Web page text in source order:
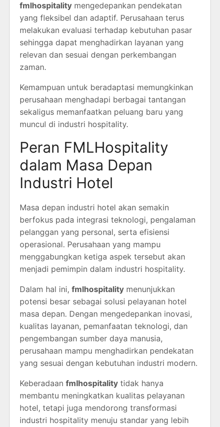
fmlhospitality mengedepankan pendekatan
yang fleksibel dan adaptif. Perusahaan terus
melakukan evaluasi terhadap kebutuhan pasar
sehingga dapat menghadirkan layanan yang
relevan dan sesuai dengan perkembangan
zaman.
Kemampuan untuk beradaptasi memungkinkan
perusahaan menghadapi berbagai tantangan
sekaligus memanfaatkan peluang baru yang
muncul di industri hospitality.
Peran FMLHospitality
dalam Masa Depan
Industri Hotel
Masa depan industri hotel akan semakin
berfokus pada integrasi teknologi, pengalaman
pelanggan yang personal, serta efisiensi
operasional. Perusahaan yang mampu
menggabungkan ketiga aspek tersebut akan
menjadi pemimpin dalam industri hospitality.
Dalam hal ini, fmlhospitality menunjukkan
potensi besar sebagai solusi pelayanan hotel
masa depan. Dengan mengedepankan inovasi,
kualitas layanan, pemanfaatan teknologi, dan
pengembangan sumber daya manusia,
perusahaan mampu menghadirkan pendekatan
yang sesuai dengan kebutuhan industri modern.
Keberadaan fmlhospitality tidak hanya
membantu meningkatkan kualitas pelayanan
hotel, tetapi juga mendorong transformasi
industri hospitality menuju standar yang lebih